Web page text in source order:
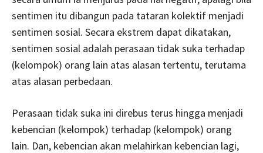
sentimen itu dibangun pada tataran kolektif menjadi
sentimen sosial. Secara ekstrem dapat dikatakan,
sentimen sosial adalah perasaan tidak suka terhadap
(kelompok) orang lain atas alasan tertentu, terutama
atas alasan perbedaan.
Perasaan tidak suka ini direbus terus hingga menjadi
kebencian (kelompok) terhadap (kelompok) orang
lain. Dan, kebencian akan melahirkan kebencian lagi,